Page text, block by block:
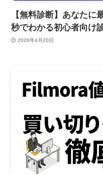
【無料診断】あなたに
秒でわかる初心者向け
2026年4月20日